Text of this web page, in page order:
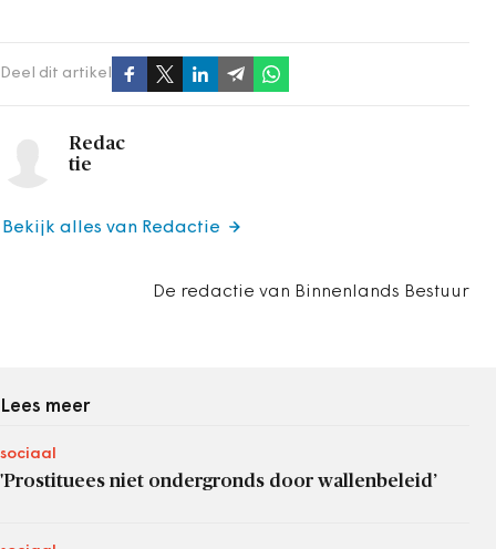
Deel dit artikel
Redac
tie
De redactie van Binnenlands Bestuur
Bekijk alles van Redactie
Lees meer
sociaal
'Prostituees niet ondergronds door wallenbeleid’